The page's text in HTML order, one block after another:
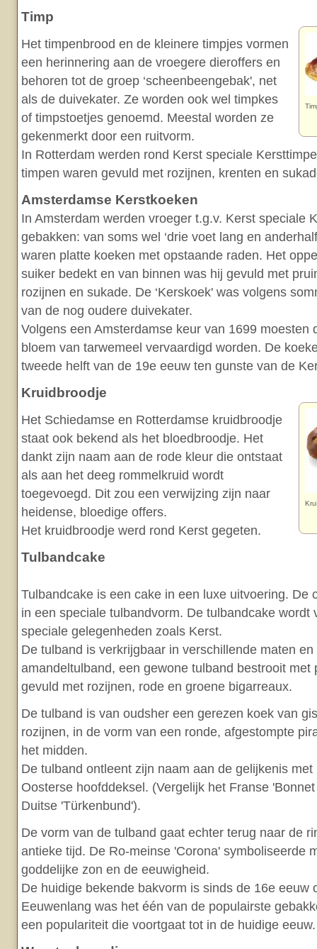
Timp
Het timpenbrood en de kleinere timpjes vormen
een herinnering aan de vroegere dieroffers en
behoren tot de groep ‘scheenbeengebak', net
als de duivekater. Ze worden ook wel timpkes
of timpstoetjes genoemd. Meestal worden ze
gekenmerkt door een ruitvorm.
In Rotterdam werden rond Kerst speciale
timpen waren gevuld met rozijnen, krenten en
Amsterdamse Kerstkoeken
In Amsterdam werden vroeger t.g.v. Kerst speciale
gebakken: van soms wel ‘drie voet lang en
waren platte koeken met opstaande raden. Het
suiker bedekt en van binnen was hij gevuld met
rozijnen en sukade. De ‘Kerskoek' was volgens
van de nog oudere duivekater.
Volgens een Amsterdamse keur van 1699 moesten
bloem van tarwemeel vervaardigd worden. De
tweede helft van de 19e eeuw ten gunste van de
Kruidbroodje
Het Schiedamse en Rotterdamse kruidbroodje
staat ook bekend als het bloedbroodje. Het
dankt zijn naam aan de rode kleur die ontstaat
als aan het deeg rommelkruid wordt
toegevoegd. Dit zou een verwijzing zijn naar
heidense, bloedige offers.
Het kruidbroodje werd rond Kerst gegeten.
Tulbandcake
Tulbandcake is een cake in een luxe uitvoering. De
in een speciale tulbandvorm. De tulbandcake wordt
speciale gelegenheden zoals Kerst.
De tulband is verkrijgbaar in verschillende maten
amandeltulband, een gewone tulband bestrooit met
gevuld met rozijnen, rode en groene bigarreaux.
De tulband is van oudsher een gerezen koek van
rozijnen, in de vorm van een ronde, afgestompte
het midden.
De tulband ontleent zijn naam aan de gelijkenis met
Oosterse hoofddeksel. (Vergelijk het Franse
Duitse 'Türkenbund').
De vorm van de tulband gaat echter terug naar de
antieke tijd. De Ro-meinse 'Corona' symboliseerde
goddelijke zon en de eeuwigheid.
De huidige bekende bakvorm is sinds de 16e eeuw
Eeuwenlang was het één van de populairste
een populariteit die voortgaat tot in de huidige eeuw.